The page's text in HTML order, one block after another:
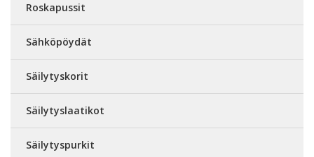
Roskapussit
Sähköpöydät
Säilytyskorit
Säilytyslaatikot
Säilytyspurkit